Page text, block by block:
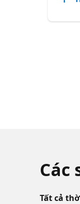
Tất cả